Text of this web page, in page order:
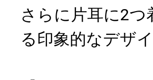
さらに片耳に2
る印象的なデザ